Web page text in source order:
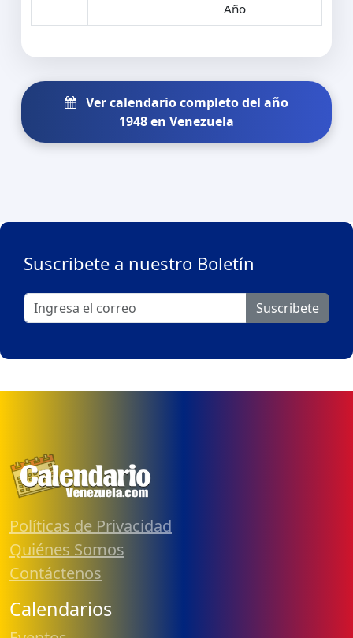
Año
Ver calendario completo del año
1948 en Venezuela
Suscribete a nuestro Boletín
Suscribete
Políticas de Privacidad
Quiénes Somos
Contáctenos
Calendarios